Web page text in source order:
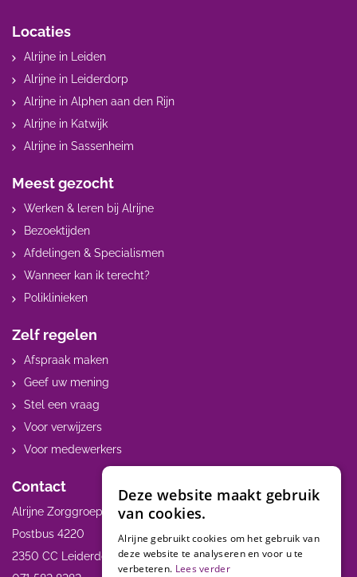
Locaties
Alrijne in Leiden
Alrijne in Leiderdorp
Alrijne in Alphen aan den Rijn
Alrijne in Katwijk
Alrijne in Sassenheim
Meest gezocht
Werken & leren bij Alrijne
Bezoektijden
Afdelingen & Specialismen
Wanneer kan ik terecht?
Poliklinieken
Zelf regelen
Afspraak maken
Geef uw mening
Stel een vraag
Voor verwijzers
Voor medewerkers
Contact
Alrijne Zorggroep
Postbus 4220
2350 CC Leiderdorp
Deze website maakt gebruik
van cookies.
Alrijne gebruikt cookies om het gebruik van
deze website te analyseren en voor u te
verbeteren. Lees verder